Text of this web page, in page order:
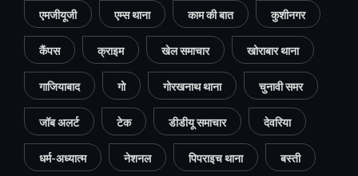
एमजीयूजी एम्स थाना काम की बात कुशीनगर
कैंपस क्राइम खेल समाचार खोराबार थाना
गाजियाबाद गो गोरखनाथ थाना चुनावी समर
जॉब अलर्ट टेक डीडीयू समाचार देवरिया
धर्म-अध्यात्म नेशनल पिपराइच थाना बस्ती